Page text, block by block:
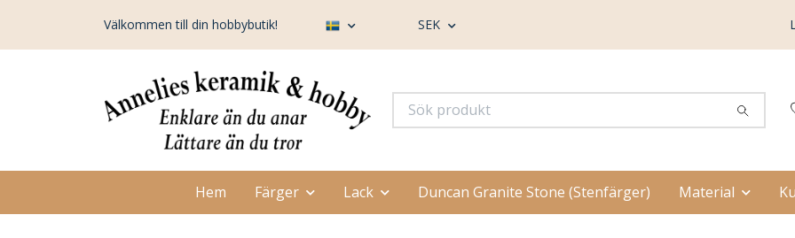
Välkommen till din hobbybutik! SEK
Hem Färger Lack Duncan Granite Stone (Stenfärger) Material